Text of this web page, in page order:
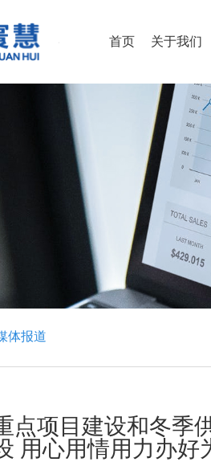
首页 关于我们
体报道
点项目建设和冬季
用心用情用力办好